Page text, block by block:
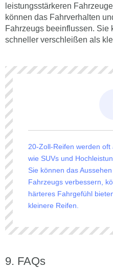
leistungsstärkeren
können das Fahrverhalten
Fahrzeugs beeinflussen. Sie
schneller verschleißen als
20-Zoll-Reifen werden
wie SUVs und
Sie können das
Fahrzeugs verbessern,
härteres Fahrgefühl
kleinere Reifen.
FAQs